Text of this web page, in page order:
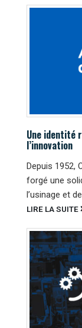
Une identité
l’innovation
Depuis 1952,
forgé une
l’usinage et
LIRE LA SUITE